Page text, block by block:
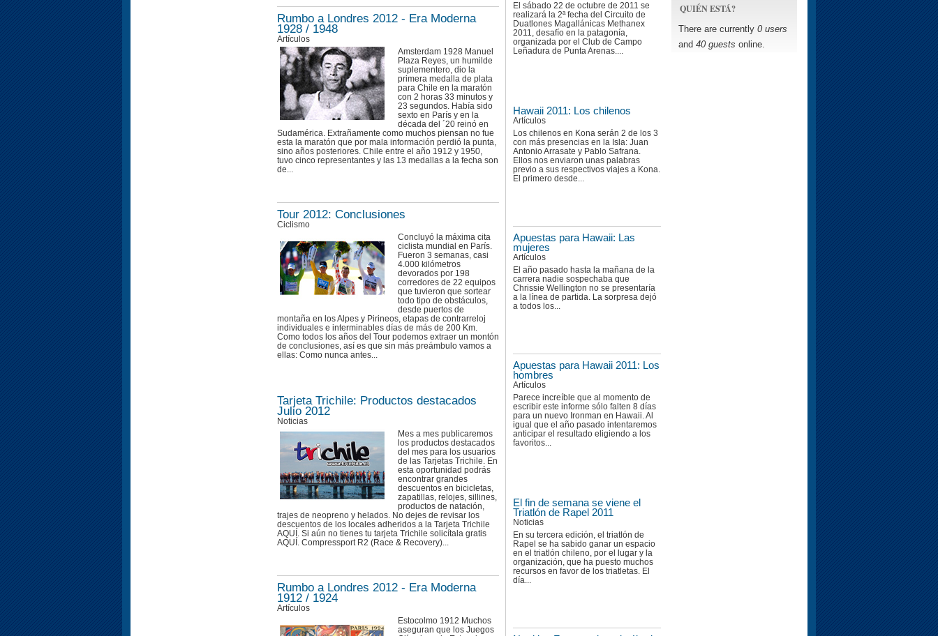
El sábado 22 de octubre de 2011 se
realizará la 2ª fecha del Circuito de
Duatlones Magallánicas Methanex
2011, desafío en la patagonía,
organizada por el Club de Campo
Leñadura de Punta Arenas....
Hawaii 2011: Los chilenos
Artículos
Los chilenos en Kona serán 2 de los 3
con más presencias en la Isla: Juan
Antonio Arrasate y Pablo Safrana.
Ellos nos enviaron unas palabras
previo a sus respectivos viajes a Kona.
El primero desde...
Apuestas para Hawaii: Las
mujeres
Artículos
El año pasado hasta la mañana de la
carrera nadie sospechaba que
Chrissie Wellington no se presentaría
a la línea de partida. La sorpresa dejó
a todos los...
Apuestas para Hawaii 2011: Los
hombres
Artículos
Parece increíble que al momento de
escribir este informe sólo falten 8 días
para un nuevo Ironman en Hawaii. Al
igual que el año pasado intentaremos
anticipar el resultado eligiendo a los
favoritos...
El fin de semana se viene el
Triatlón de Rapel 2011
Noticias
En su tercera edición, el triatlón de
Rapel se ha sabido ganar un espacio
en el triatlón chileno, por el lugar y la
organización, que ha puesto muchos
recursos en favor de los triatletas. El
día...
Rumbo a Londres 2012 - Era Moderna
1928 / 1948
Artículos
Amsterdam 1928 Manuel
Plaza Reyes, un humilde
suplementero, dio la
primera medalla de plata
para Chile en la maratón
con 2 horas 33 minutos y
23 segundos. Había sido
sexto en París y en la
década del ´20 reinó en
Sudamérica. Extrañamente como muchos piensan no fue
esta la maratón que por mala información perdió la punta,
sino años posteriores. Chile entre el año 1912 y 1950,
tuvo cinco representantes y las 13 medallas a la fecha son
de...
Tour 2012: Conclusiones
Ciclismo
Concluyó la máxima cita
ciclista mundial en París.
Fueron 3 semanas, casi
4.000 kilómetros
devorados por 198
corredores de 22 equipos
que tuvieron que sortear
todo tipo de obstáculos,
desde puertos de
montaña en los Alpes y Pirineos, etapas de contrarreloj
individuales e interminables días de más de 200 Km.
Como todos los años del Tour podemos extraer un montón
de conclusiones, así es que sin más preámbulo vamos a
ellas: Como nunca antes...
Tarjeta Trichile: Productos destacados
Julio 2012
Noticias
Mes a mes publicaremos
los productos destacados
del mes para los usuarios
de las Tarjetas Trichile. En
esta oportunidad podrás
encontrar grandes
descuentos en bicicletas,
zapatillas, relojes, sillines,
productos de natación,
trajes de neopreno y helados. No dejes de revisar los
descuentos de los locales adheridos a la Tarjeta Trichile
AQUÍ. Si aún no tienes tu tarjeta Trichile solicítala gratis
AQUÍ. Compressport R2 (Race & Recovery)...
Rumbo a Londres 2012 - Era Moderna
1912 / 1924
Artículos
Estocolmo 1912 Muchos
aseguran que los Juegos
QUIÉN ESTÁ?
There are currently 0 users
and 40 guests online.